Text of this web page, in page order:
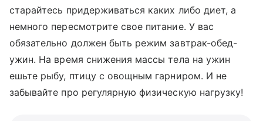
старайтесь придерживаться каких либо диет, а
немного пересмотрите свое питание. У вас
обязательно должен быть режим завтрак-обед-
ужин. На время снижения массы тела на ужин
ешьте рыбу, птицу с овощным гарниром. И не
забывайте про регулярную физическую нагрузку!